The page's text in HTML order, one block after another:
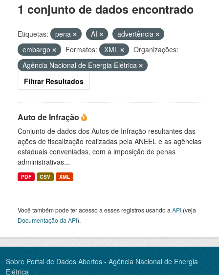
1 conjunto de dados encontrado
Etiquetas: pena AI
advertência
embargo
Formatos: XML
Organizações:
Agência Nacional de Energia Elétrica
Filtrar Resultados
Auto de Infração
Conjunto de dados dos Autos de Infração resultantes das
ações de fiscalização realizadas pela ANEEL e as agências
estaduais conveniadas, com a imposição de penas
administrativas...
PDF CSV XML
Você também pode ter acesso a esses registros usando a API (veja
Documentação da API).
Sobre Portal de Dados Abertos - Agência Nacional de Energia
Elétrica